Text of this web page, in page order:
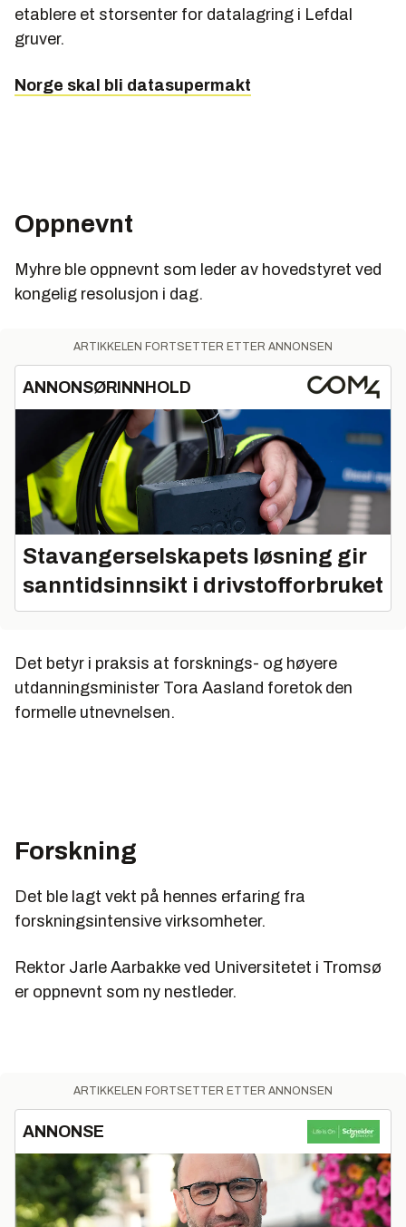
etablere et storsenter for datalagring i Lefdal
gruver.
Norge skal bli datasupermakt
Oppnevnt
Myhre ble oppnevnt som leder av hovedstyret ved
kongelig resolusjon i dag.
ARTIKKELEN FORTSETTER ETTER ANNONSEN
ANNONSØRINNHOLD
Stavangerselskapets løsning gir
sanntidsinnsikt i drivstofforbruket
Det betyr i praksis at forsknings- og høyere
utdanningsminister Tora Aasland foretok den
formelle utnevnelsen.
Forskning
Det ble lagt vekt på hennes erfaring fra
forskningsintensive virksomheter.
Rektor Jarle Aarbakke ved Universitetet i Tromsø
er oppnevnt som ny nestleder.
ARTIKKELEN FORTSETTER ETTER ANNONSEN
ANNONSE